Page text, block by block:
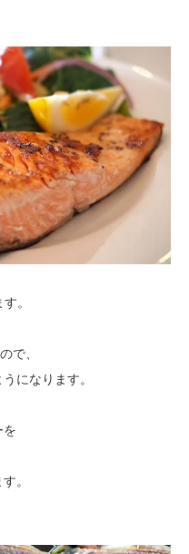
。
で、
になります。
。